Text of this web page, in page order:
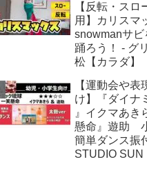
【反転・スロ
用】カリスマ
snowmanサビ
踊ろう！ - グ
松【カラダ】
【運動会や表
け】『ダイナ
』イクマあき
懸命』遊助
簡単ダンス振
STUDIO SUN